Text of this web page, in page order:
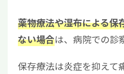
薬物療法や湿布による保
ない場合は、病院での診
保存療法は炎症を抑えて